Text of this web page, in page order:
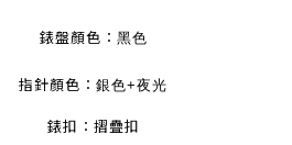
錶盤顏色： 黑色
指針顏色： 銀色+夜光
錶扣：摺疊扣